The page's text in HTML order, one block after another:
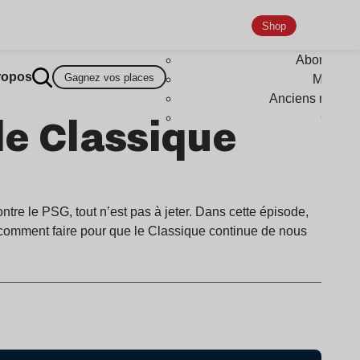
Gagnez vos places
Shop
Anciens
Classique
le PSG, tout n’est pas à jeter. Dans cette épisode,
faire pour que le Classique continue de nous